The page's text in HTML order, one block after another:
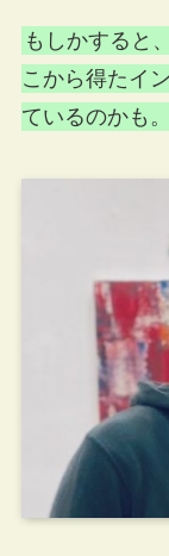
もしかすると
こから得たイ
ているのかも。